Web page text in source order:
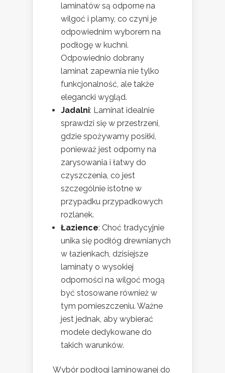
laminatów są odporne na
wilgoć i plamy, co czyni je
odpowiednim wyborem na
podłogę w kuchni.
Odpowiednio dobrany
laminat zapewnia nie tylko
funkcjonalność, ale także
elegancki wygląd.
Jadalni: Laminat idealnie
sprawdzi się w przestrzeni,
gdzie spożywamy posiłki,
ponieważ jest odporny na
zarysowania i łatwy do
czyszczenia, co jest
szczególnie istotne w
przypadku przypadkowych
rozlanek.
Łazience: Choć tradycyjnie
unika się podłóg drewnianych
w łazienkach, dzisiejsze
laminaty o wysokiej
odporności na wilgoć mogą
być stosowane również w
tym pomieszczeniu. Ważne
jest jednak, aby wybierać
modele dedykowane do
takich warunków.
Wybór podłogi laminowanej do